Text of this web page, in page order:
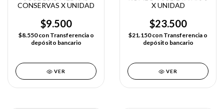
CONSERVAS X UNIDAD
$9.500
$8.550con Transferencia o
depósito bancario
VER
X UNIDAD
$23.500
$21.150con Transferencia o
depósito bancario
VER